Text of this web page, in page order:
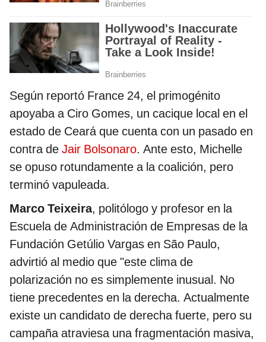
Según reportó France 24, el primogénito
apoyaba a Ciro Gomes, un cacique local en el
estado de Ceará que cuenta con un pasado en
contra de Jair Bolsonaro. Ante esto, Michelle
se opuso rotundamente a la coalición, pero
terminó vapuleada.
Marco Teixeira, politólogo y profesor en la
Escuela de Administración de Empresas de la
Fundación Getúlio Vargas en São Paulo,
advirtió al medio que "este clima de
polarización no es simplemente inusual. No
tiene precedentes en la derecha. Actualmente
existe un candidato de derecha fuerte, pero su
campaña atraviesa una fragmentación masiva,